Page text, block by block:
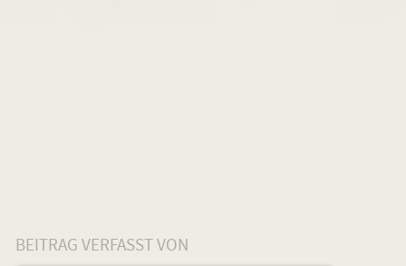
BEITRAG VERFASST VON